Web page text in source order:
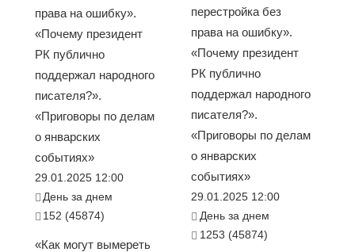
права на ошибку».
«Почему президент
РК публично
поддержал народного
писателя?».
«Приговоры по делам
о январских
событиях»
29.01.2025 12:00
День за днем
152 (45874)
«Как могут вымереть
перестройка без
права на ошибку».
«Почему президент
РК публично
поддержал народного
писателя?».
«Приговоры по делам
о январских
событиях»
29.01.2025 12:00
День за днем
1253 (45874)